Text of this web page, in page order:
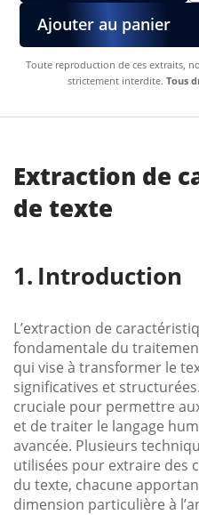
Ajouter au panier
Toute reproduction de ces extraits,
strictement interdite. Tous
Extraction de
de texte
Introduction
L’extraction de
fondamentale du
qui vise à transformer le
significatives et
cruciale pour permettre
et de traiter le langage
avancée. Plusieurs
utilisées pour extraire des
du texte, chacune
dimension particulière à